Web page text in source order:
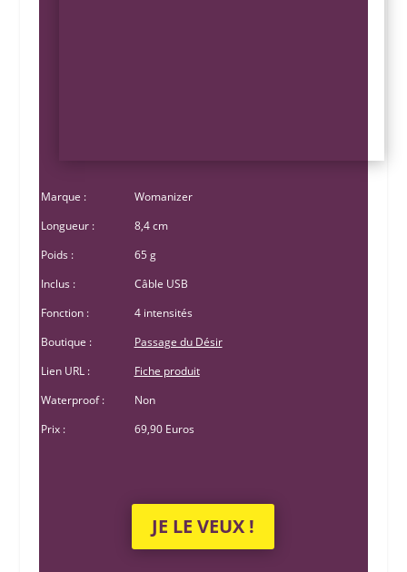
Marque :
Womanizer
Longueur :
8,4 cm
Poids :
65 g
Inclus :
Câble USB
Fonction :
4 intensités
Boutique :
Passage du Désir
Lien URL :
Fiche produit
Waterproof :
Non
Prix :
69,90 Euros
JE LE VEUX !